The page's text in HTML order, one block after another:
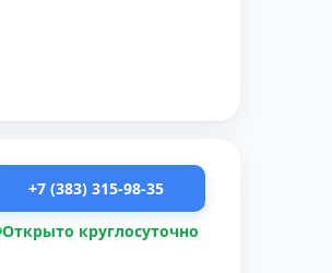
+7 (383) 315-98-35
Открыто круглосуточно